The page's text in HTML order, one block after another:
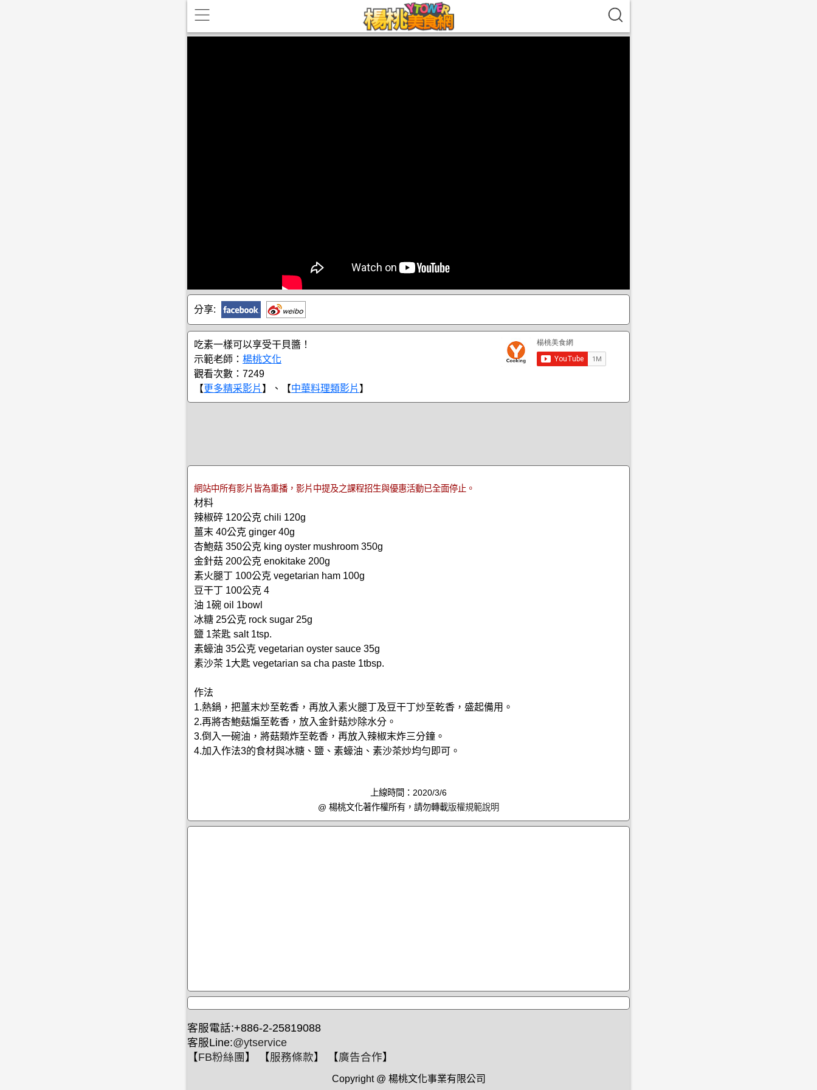
分享:
吃素一樣可以享受干貝醬！
示範老師： 楊桃文化
觀看次數：7249
【更多精采影片 】、【中華料理類影片 】
網站中所有影片皆為重播，影片中提及之課程招生與優惠活動已全面停止。
材料
辣椒碎 120公克 chili 120g
薑末 40公克 ginger 40g
杏鮑菇 350公克 king oyster mushroom 350g
金針菇 200公克 enokitake 200g
素火腿丁 100公克 vegetarian ham 100g
豆干丁 100公克 4
油 1碗 oil 1bowl
冰糖 25公克 rock sugar 25g
鹽 1茶匙 salt 1tsp.
素蠔油 35公克 vegetarian oyster sauce 35g
素沙茶 1大匙 vegetarian sa cha paste 1tbsp.
作法
1.熱鍋，把薑末炒至乾香，再放入素火腿丁及豆干丁炒至乾香，盛起備用。
2.再將杏鮑菇煸至乾香，放入金針菇炒除水分。
3.倒入一碗油，將菇類炸至乾香，再放入辣椒末炸三分鐘。
4.加入作法3的食材與冰糖、鹽、素蠔油、素沙茶炒均勻即可。
上線時間：2020/3/6
@ 楊桃文化著作權所有，請勿轉載版權規範說明
客服電話:+886-2-25819088
客服Line:@ytservice
【FB粉絲團 】 【服務條款】 【廣告合作】
Copyright @ 楊桃文化事業有限公司